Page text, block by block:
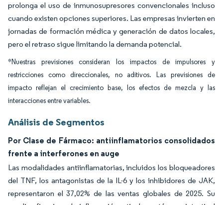
prolonga el uso de inmunosupresores convencionales incluso
cuando existen opciones superiores. Las empresas invierten en
jornadas de formación médica y generación de datos locales,
pero el retraso sigue limitando la demanda potencial.
*Nuestras previsiones consideran los impactos de impulsores y
restricciones como direccionales, no aditivos. Las previsiones de
impacto reflejan el crecimiento base, los efectos de mezcla y las
interacciones entre variables.
Análisis de Segmentos
Por Clase de Fármaco: antiinflamatorios consolidados
frente a interferones en auge
Las modalidades antiinflamatorias, incluidos los bloqueadores
del TNF, los antagonistas de la IL-6 y los inhibidores de JAK,
representaron el 37,02% de las ventas globales de 2025. Su